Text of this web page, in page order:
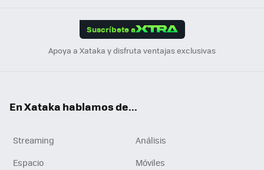
Suscríbete a
Apoya a Xataka y disfruta ventajas exclusivas
En Xataka hablamos de...
Streaming
Análisis
Espacio
Móviles